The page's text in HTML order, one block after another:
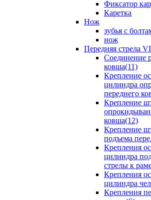
Фиксатор
Каретка
Нож
зубья с
нож
Передняя стрела
Cоединение
ковша(11)
Крепление
цилиндра
переднего
Крепление
ковша(12)
Крепление
подъема
Крепления
цилиндра
стрелы к
Крепления
цилиндра
Крепления